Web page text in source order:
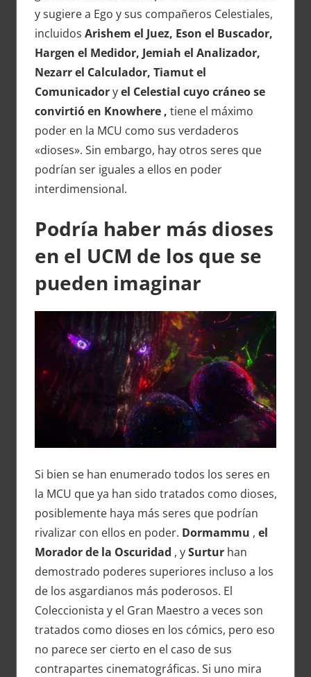
y sugiere a Ego y sus compañeros Celestiales,
incluidos Arishem el Juez, Eson el Buscador,
Hargen el Medidor, Jemiah el Analizador,
Nezarr el Calculador, Tiamut el
Comunicadoryel Celestial cuyo cráneo se
convirtió en Knowhere , tiene el máximo
poder en la MCU como sus verdaderos
«dioses». Sin embargo, hay otros seres que
podrían ser iguales a ellos en poder
interdimensional.
Podría haber más dioses
en el UCM de los que se
pueden imaginar
Si bien se han enumerado todos los seres en
la MCU que ya han sido tratados como dioses,
posiblemente haya más seres que podrían
rivalizar con ellos en poder. Dormammu , el
Morador de la Oscuridad , ySurturhan
demostrado poderes superiores incluso a los
de los asgardianos más poderosos. El
Coleccionista y el Gran Maestro a veces son
tratados como dioses en los cómics, pero eso
no parece ser cierto en el caso de sus
contrapartes cinematográficas. Si uno mira